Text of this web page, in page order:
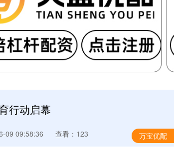
行动启幕
万宝优配
09 09:58:36 查看：123